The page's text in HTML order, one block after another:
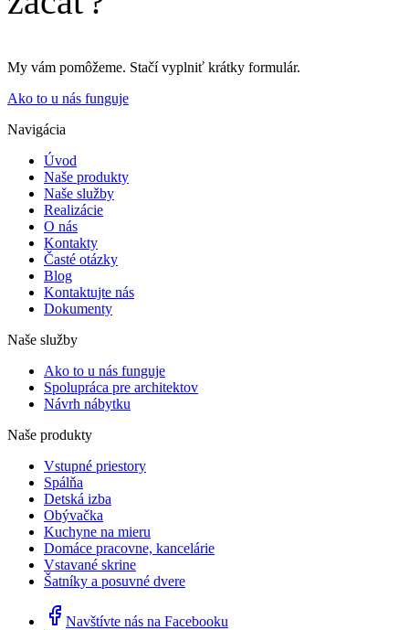
My vám pomôžeme. Stačí vyplniť krátky formulár.
Ako to u nás funguje
Navigácia
Úvod
Naše produkty
Naše služby
Realizácie
O nás
Kontakty
Časté otázky
Blog
Kontaktujte nás
Dokumenty
Naše služby
Ako to u nás funguje
Spolupráca pre architektov
Návrh nábytku
Naše produkty
Vstupné priestory
Spálňa
Detská izba
Obývačka
Kuchyne na mieru
Domáce pracovne, kancelárie
Vstavané skrine
Šatníky a posuvné dvere
Navštívte nás na Facebooku